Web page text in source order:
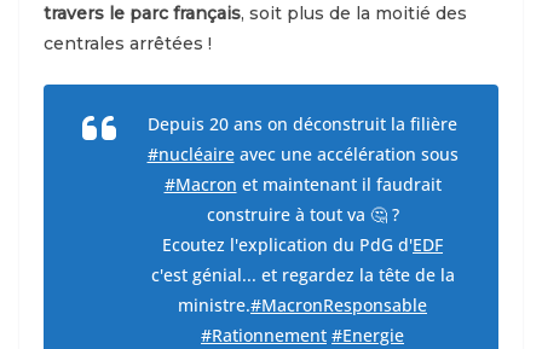
travers le parc français, soit plus de la moitié des
centrales arrêtées !
Depuis 20 ans on déconstruit la filière
#nucléaireavec une accélération sous
#Macron et maintenant il faudrait
construire à tout va 🤔 ?
Ecoutez l'explication du PdG d'EDF
c'est génial... et regardez la tête de la
ministre.#MacronResponsable
#Rationnement #Energie